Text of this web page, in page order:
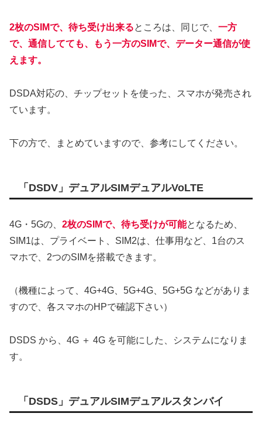
2枚のSIMで、待ち受け出来るところは、同じで、 一方
で、通信してても、もう一方のSIMで、データー通信が使
えます。
DSDA対応の、チップセットを使った、スマホが発売され
ています。
下の方で、まとめていますので、参考にしてください。
「DSDV」デュアルSIMデュアルVoLTE
4G・5Gの、 2枚のSIMで、待ち受けが可能となるため、
SIM1は、プライベート、SIM2は、仕事用など、1台のス
マホで、2つのSIMを搭載できます。
（機種によって、4G+4G、5G+4G、5G+5G などがありま
すので、各スマホのHPで確認下さい）
DSDS から、4G ＋ 4G を可能にした、システムになりま
す。
「DSDS」デュアルSIMデュアルスタンバイ